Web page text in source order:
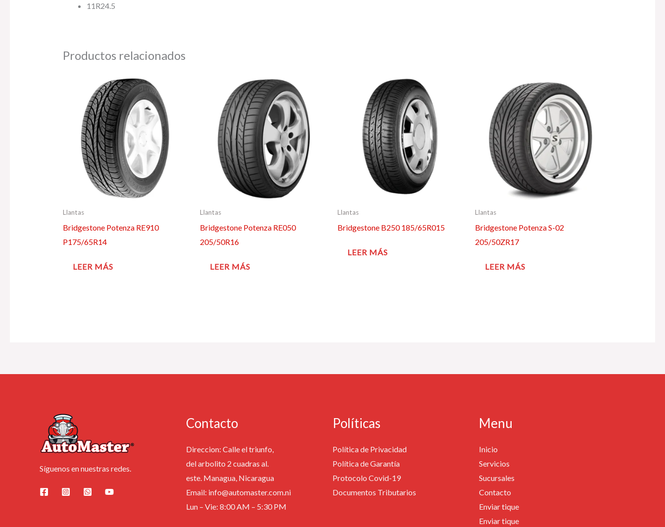
11R24.5
Productos relacionados
Llantas
Bridgestone Potenza RE910
P175/65R14
LEER MÁS
Llantas
Bridgestone Potenza RE050
205/50R16
LEER MÁS
Llantas
Bridgestone B250 185/65R015
LEER MÁS
Llantas
Bridgestone Potenza S-02
205/50ZR17
LEER MÁS
Síguenos en nuestras redes.
Contacto
Direccion: Calle el triunfo,
del arbolito 2 cuadras al.
este. Managua, Nicaragua
Email: info@automaster.com.ni
Lun – Vie: 8:00 AM – 5:30 PM
Políticas
Política de Privacidad
Política de Garantía
Protocolo Covid-19
Documentos Tributarios
Menu
Inicio
Servicios
Sucursales
Contacto
Enviar tique
Enviar tique